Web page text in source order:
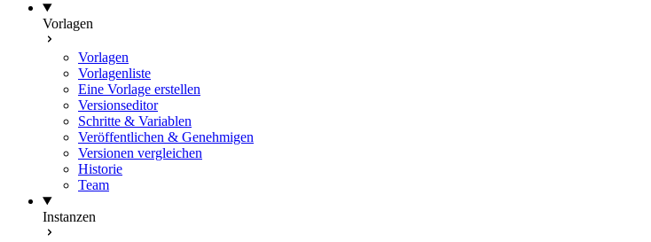
Vorlagen
Vorlagen
Vorlagenliste
Eine Vorlage erstellen
Versionseditor
Schritte & Variablen
Veröffentlichen & Genehmigen
Versionen vergleichen
Historie
Team
Instanzen